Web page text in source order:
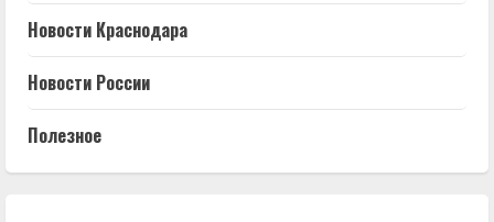
Новости Краснодара
Новости России
Полезное